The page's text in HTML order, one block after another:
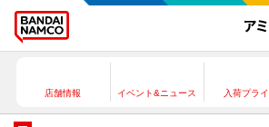
店舗情報 イベント&ニュース 入荷プラ